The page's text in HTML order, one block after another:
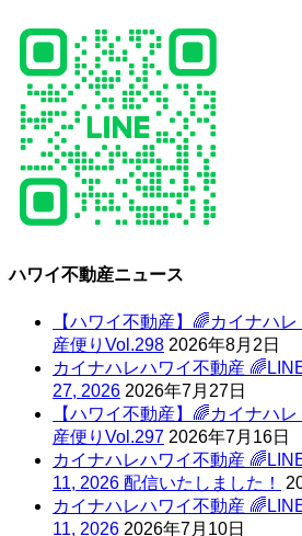
ハワイ不動産ニュース
【ハワイ不動産】🌈カイナハ
産便りVol.298 2026年8月2日
カイナハレハワイ不動産
27, 2026 2026年7月27日
【ハワイ不動産】🌈カイナハ
産便りVol.297 2026年7月16日
カイナハレハワイ不動産
11, 2026 配信いたしました！
カイナハレハワイ不動産
11, 2026 2026年7月10日